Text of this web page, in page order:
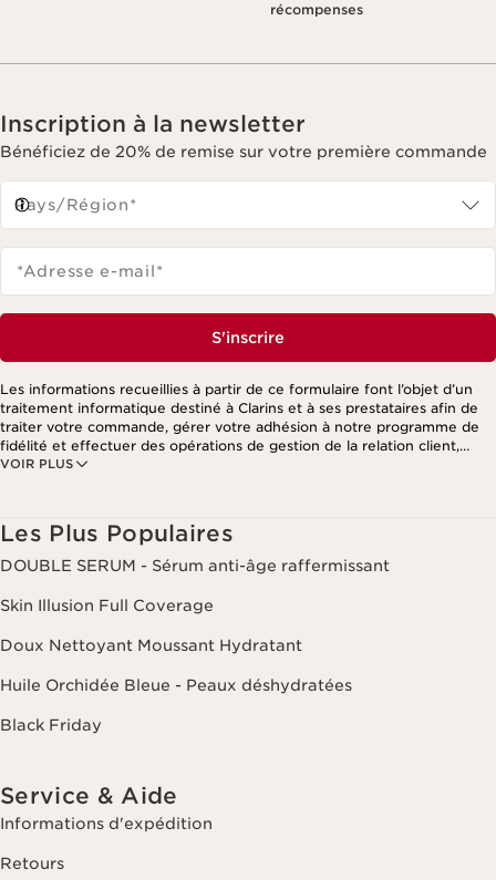
récompenses
Inscription à la newsletter
Bénéficiez de 20% de remise sur votre première commande
Pays/Région*
*Adresse e-mail*
S'inscrire
VOIR PLUS
Les informations recueillies à partir de ce formulaire font l’objet d’un
traitement informatique destiné à Clarins et à ses prestataires afin de
traiter votre commande, gérer votre adhésion à notre programme de
fidélité et effectuer des opérations de gestion de la relation client,
notamment pour vous adresser des offres personnalisées en fonction
Les Plus Populaires
DOUBLE SERUM - Sérum anti-âge raffermissant
Skin Illusion Full Coverage
Doux Nettoyant Moussant Hydratant
Huile Orchidée Bleue - Peaux déshydratées
Black Friday
Service & Aide
Informations d'expédition
Retours